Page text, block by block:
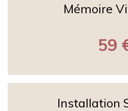
Mémoire
59
Installation